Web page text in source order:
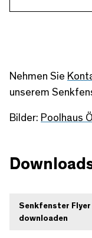
Nehmen Sie
unserem
Bilder: Poolhaus
Senkfenster Flyer
downloaden